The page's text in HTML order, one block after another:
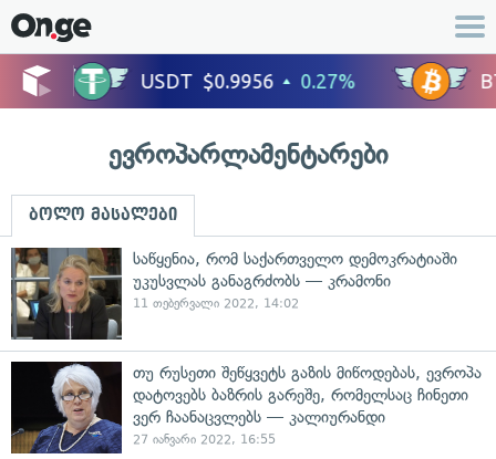
ევროპარლამენტარები
ბოლო მასალები
საწყენია, რომ საქართველო დემოკრატიაში
უკუსვლას განაგრძობს — კრამონი
11 თებერვალი 2022, 14:02
თუ რუსეთი შეწყვეტს გაზის მიწოდებას, ევროპა
დატოვებს ბაზრის გარეშე, რომელსაც ჩინეთი
ვერ ჩაანაცვლებს — კალიურანდი
27 იანვარი 2022, 16:55